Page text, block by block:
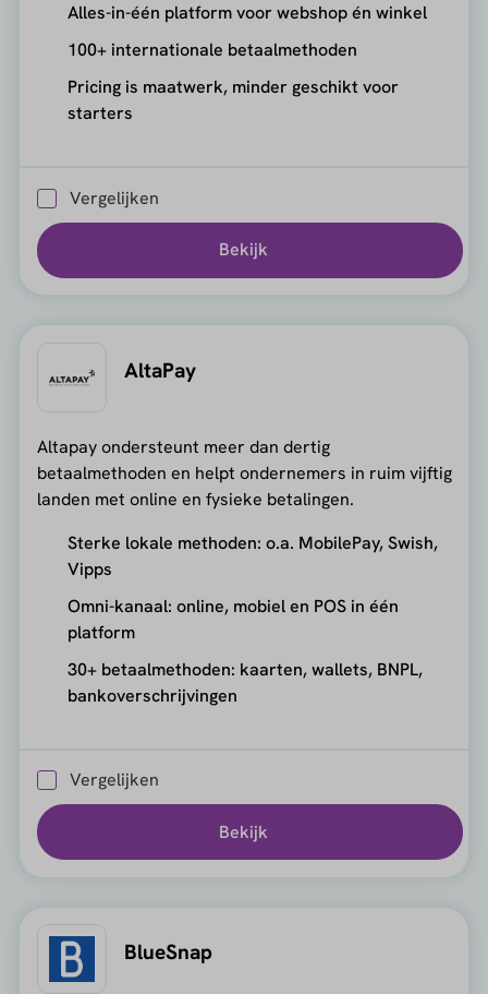
Alles-in-één platform voor webshop én winkel
100+ internationale betaalmethoden
Pricing is maatwerk, minder geschikt voor
starters
Vergelijken
Bekijk
AltaPay
Altapay ondersteunt meer dan dertig
betaalmethoden en helpt ondernemers in ruim vijftig
landen met online en fysieke betalingen.
Sterke lokale methoden: o.a. MobilePay, Swish,
Vipps
Omni-kanaal: online, mobiel en POS in één
platform
30+ betaalmethoden: kaarten, wallets, BNPL,
bankoverschrijvingen
Vergelijken
Bekijk
BlueSnap